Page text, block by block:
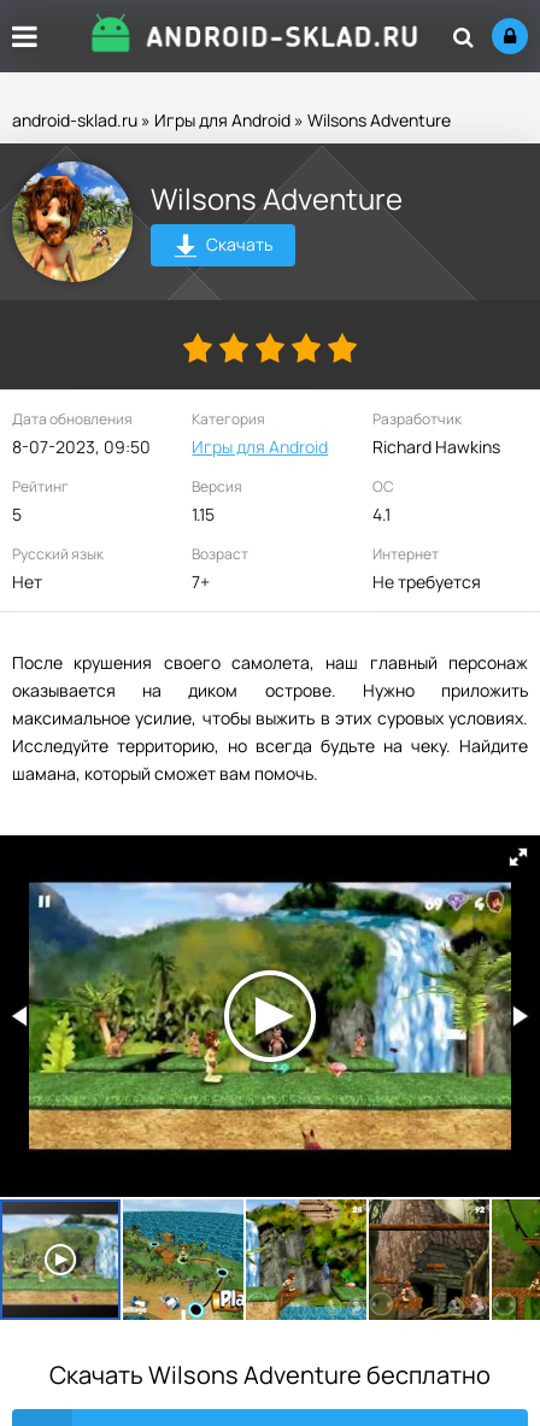
android-sklad.ru » Игры для Android » Wilsons Adventure
Wilsons Adventure
Скачать
Дата обновления
8-07-2023, 09:50
Категория
Игры для Android
Разработчик
Richard Hawkins
Рейтинг
5
Версия
1.15
ОС
4.1
Русский язык
Нет
Возраст
7+
Интернет
Не требуется
После крушения своего самолета, наш главный персонаж
оказывается на диком острове. Нужно приложить
максимальное усилие, чтобы выжить в этих суровых условиях.
Исследуйте территорию, но всегда будьте на чеку. Найдите
шамана, который сможет вам помочь.
Скачать Wilsons Adventure бесплатно